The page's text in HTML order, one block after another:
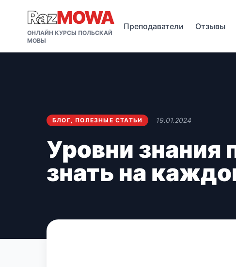
RazMOWA
ОНЛАЙН КУРСЫ ПОЛЬСКАЙ
МОВЫ
Преподаватели Отзывы
БЛОГ, ПОЛЕЗНЫЕ СТАТЬИ 19.01.2024
Уровни знания
знать на